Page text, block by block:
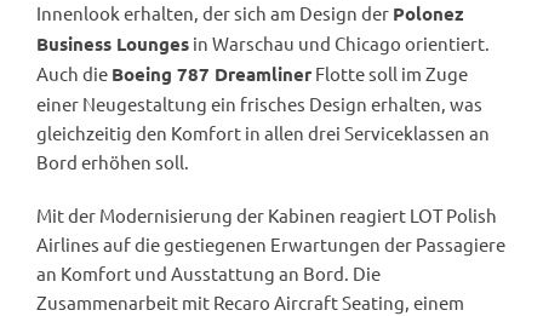
Innenlook erhalten, der sich am Design der Polonez
Business Lounges in Warschau und Chicago orientiert.
Auch die Boeing 787 Dreamliner Flotte soll im Zuge
einer Neugestaltung ein frisches Design erhalten, was
gleichzeitig den Komfort in allen drei Serviceklassen an
Bord erhöhen soll.
Mit der Modernisierung der Kabinen reagiert LOT Polish
Airlines auf die gestiegenen Erwartungen der Passagiere
an Komfort und Ausstattung an Bord. Die
Zusammenarbeit mit Recaro Aircraft Seating, einem